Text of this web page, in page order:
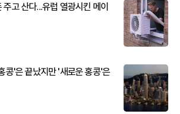
고 산다...유럽 열광시킨 메이
콩'은 끝났지만 '새로운 홍콩'은